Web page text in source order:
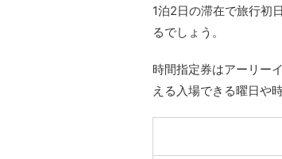
1泊2日の滞在で旅行初
るでしょう。
時間指定券はアーリー
える入場できる曜日や